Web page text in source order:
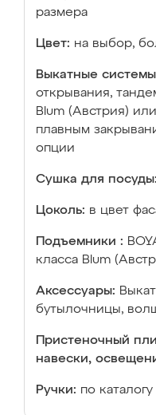
размера
Цвет: на выбор,
Выкатные
открывания,
Blum (Австрия)
плавным
опции
Сушка для посуды:
Цоколь: в цвет
Подъемники :
класса Blum
Аксессуары:
бутылочницы,
Пристеночный
навески,
Ручки: по каталогу